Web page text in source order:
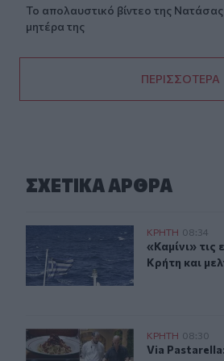
Το απολαυστικό βίντεο της
μητέρα της
ΠΕΡΙΣΣΟΤΕΡΑ
ΣΧΕΤΙΚA AΡΘΡΑ
Καιρός: «Καμίνι» τις επόμενες
ΚΡΗΤΗ 08:34
«Καμίνι»
«Καμίνι» τις
Κρήτη και
Via Pastarella: Η καρμπονάρα
ΚΡΗΤΗ 08:30
Via
Via